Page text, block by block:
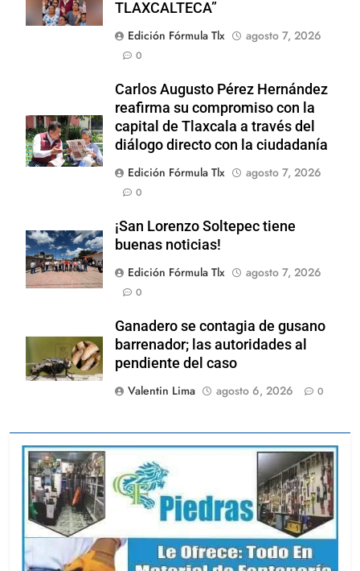
TLAXCALTECA”
Edición Fórmula Tlx
agosto 7, 2026
0
Carlos Augusto Pérez Hernández
reafirma su compromiso con la
capital de Tlaxcala a través del
diálogo directo con la ciudadanía
Edición Fórmula Tlx
agosto 7, 2026
0
¡San Lorenzo Soltepec tiene
buenas noticias!
Edición Fórmula Tlx
agosto 7, 2026
0
Ganadero se contagia de gusano
barrenador; las autoridades al
pendiente del caso
Valentin Lima
agosto 6, 2026 0